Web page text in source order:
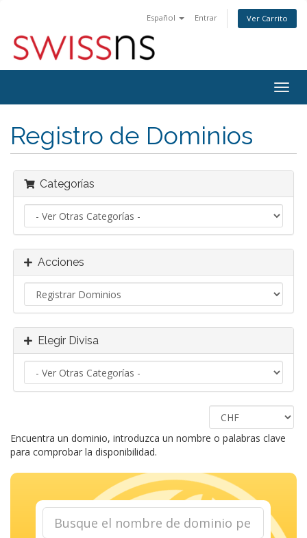
Español Entrar Ver Carrito
Registro de Dominios
Categorías
Acciones
Elegir Divisa
Encuentra un dominio, introduzca un nombre o palabras clave
para comprobar la disponibilidad.